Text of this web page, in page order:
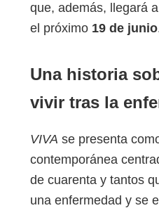
que, además, llegará
el próximo 19 de junio
Una historia
vivir tras la
VIVA se presenta
contemporánea
de cuarenta y tantos
una enfermedad y se